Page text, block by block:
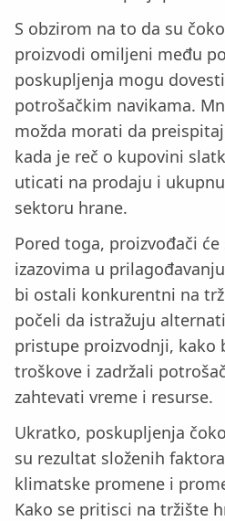
S obzirom na to da su
proizvodi omiljeni među
poskupljenja mogu
potrošačkim navikama.
možda morati da
kada je reč o kupovini
uticati na prodaju i
sektoru hrane.
Pored toga, proizvođači
izazovima u
bi ostali konkurentni na
počeli da istražuju
pristupe proizvodnji, kako
troškove i zadržali
zahtevati vreme i resurse.
Ukratko, poskupljenja
su rezultat složenih
klimatske promene i
Kako se pritisci na tržište